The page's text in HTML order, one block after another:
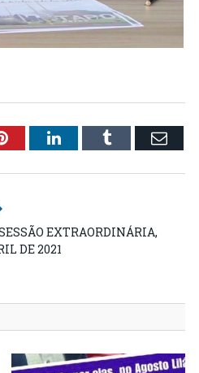
PinterestLinkedInTumblr Email
EXTRAORDINÁRIA,
DE 2021